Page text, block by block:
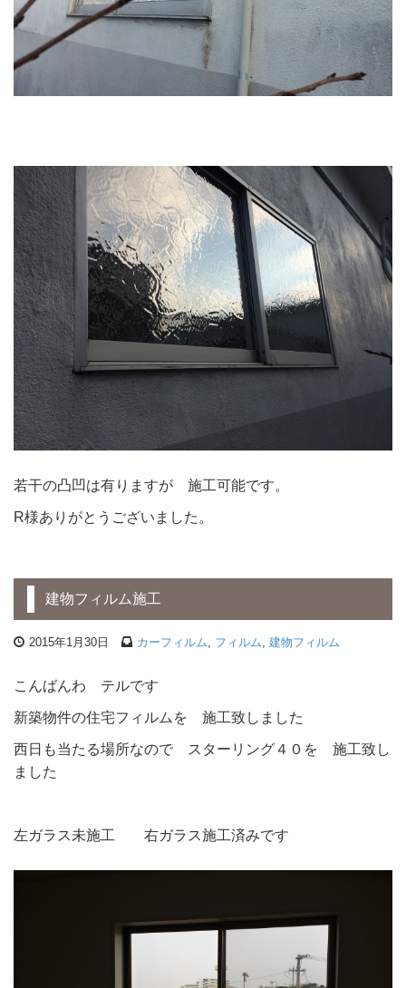
若干の凸凹は有りますが 施工可能です。
R様ありがとうございました。
建物フィルム施工
2015年1月30日 カーフィルム フィルム 建物フィルム
こんばんわ テルです
新築物件の住宅フィルムを 施工致しました
西日も当たる場所なので スターリング４０を 施工致し
ました
左ガラス未施工 右ガラス施工済みです